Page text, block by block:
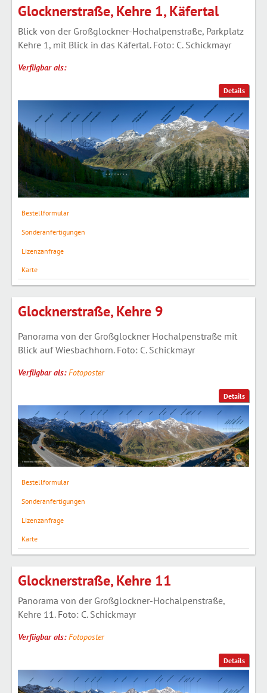
Details
Glocknerstraße, Kehre 1, Käfertal
Blick von der Großglockner-Hochalpenstraße, Parkplatz
Kehre 1, mit Blick in das Käfertal. Foto: C. Schickmayr
Verfügbar als:
Bestellformular
Sonderanfertigungen
Lizenzanfrage
Karte
Details
Glocknerstraße, Kehre 9
Panorama von der Großglockner Hochalpenstraße mit
Blick auf Wiesbachhorn. Foto: C. Schickmayr
Verfügbar als:Fotoposter
Bestellformular
Sonderanfertigungen
Lizenzanfrage
Karte
Details
Glocknerstraße, Kehre 11
Panorama von der Großglockner-Hochalpenstraße,
Kehre 11. Foto: C. Schickmayr
Verfügbar als:Fotoposter